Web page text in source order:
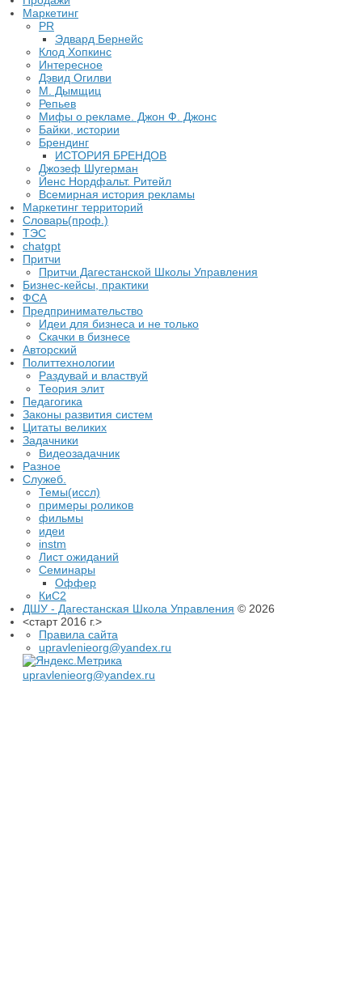
Маркетинг
PR
Эдвард Бернейс
Клод Хопкинс
Интересное
Дэвид Огилви
М. Дымщиц
Репьев
Мифы о рекламе. Джон Ф. Джонс
Байки, истории
Брендинг
ИСТОРИЯ БРЕНДОВ
Джозеф Шугерман
​Йенс Нордфальт. Ритейл
Всемирная история рекламы
Маркетинг территорий
Словарь(проф.)
ТЭС
chatgpt
Притчи
Притчи Дагестанской Школы Управления
Бизнес-кейсы, практики
ФСА
Предпринимательство
Идеи для бизнеса и не только
Скачки в бизнесе
Авторский
Политтехнологии
Раздувай и властвуй
Теория элит
​Педагогика
Законы развития систем
Цитаты великих
Задачники
Видеозадачник
Разное
Служеб.
Темы(иссл)
примеры роликов
фильмы
идеи
instm
Лист ожиданий
Семинары
Оффер
КиС2
ДШУ - Дагестанская Школа Управления © 2026
<старт 2016 г.>
Правила сайта
upravlenieorg@yandex.ru
upravlenieorg@yandex.ru